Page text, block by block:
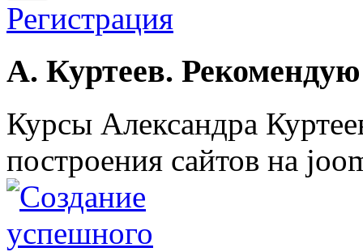
Регистрация
А. Куртеев.
Курсы Александра
построения сайтов на